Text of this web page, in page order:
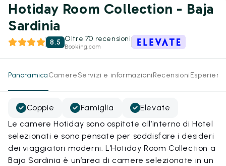
Hotiday Room Collection - Baja
Sardinia
8.5 Oltre 70 recensioni
Booking.com
PanoramicaCamereServizi e informazioniRecensioni
Coppie Famiglia
Elevate
Le camere Hotiday sono ospitate all’interno di Hotel
selezionati e sono pensate per soddisfare i desideri
dei viaggiatori moderni. L’Hotiday Room Collection a
Baja Sardinia è un’area di camere selezionate in un